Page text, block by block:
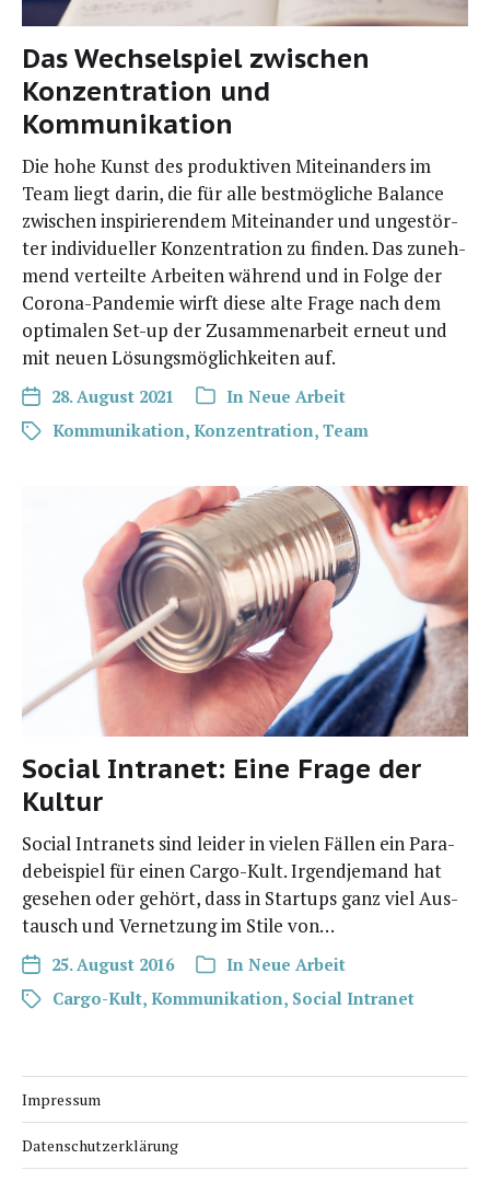
Das Wechselspiel zwischen
Konzentration und
Kommunikation
Die hohe Kunst des pro­duk­ti­ven Mit­ein­an­ders im
Team liegt dar­in, die für alle best­mög­li­che Balan­ce
zwi­schen inspi­rie­ren­dem Mit­ein­an­der und unge­stör­
ter indi­vi­du­el­ler Kon­zen­tra­ti­on zu fin­den. Das zuneh­
mend ver­teil­te Arbei­ten wäh­rend und in Fol­ge der
Coro­na-Pan­de­mie wirft die­se alte Fra­ge nach dem
opti­ma­len Set-up der Zusam­men­ar­beit erneut und
mit neu­en Lösungs­mög­lich­kei­ten auf.
28. August 2021 In Neue Arbeit
Kommunikation, Konzentration, Team
Social Intranet: Eine Frage der
Kultur
Social Intra­nets sind lei­der in vie­len Fäl­len ein Para­
de­bei­spiel für einen Car­­go-Kult. Irgend­je­mand hat
gese­hen oder gehört, dass in Start­ups ganz viel Aus­
tausch und Ver­net­zung im Sti­le von…
25. August 2016 In Neue Arbeit
Cargo-Kult, Kommunikation, Social Intranet
Impressum
Datenschutzerklärung